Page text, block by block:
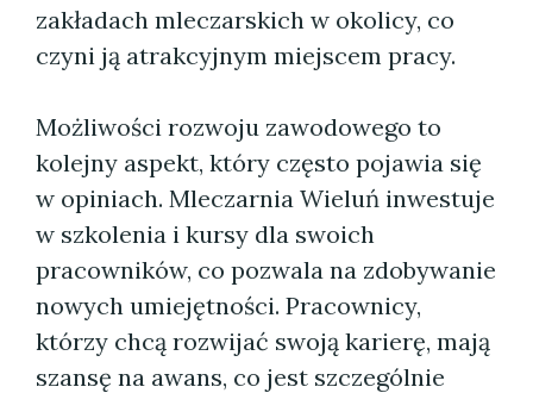
zakładach mleczarskich w okolicy, co
czyni ją atrakcyjnym miejscem pracy.
Możliwości rozwoju zawodowego to
kolejny aspekt, który często pojawia się
w opiniach. Mleczarnia Wieluń inwestuje
w szkolenia i kursy dla swoich
pracowników, co pozwala na zdobywanie
nowych umiejętności. Pracownicy,
którzy chcą rozwijać swoją karierę, mają
szansę na awans, co jest szczególnie